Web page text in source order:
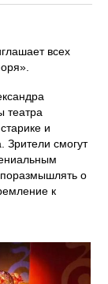
всех
театра
и
смогут
о
к